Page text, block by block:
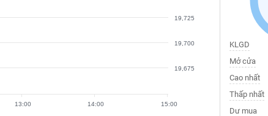
19,675
19,700
19,725
13:00 14:00 15:00
KLGD
Mở cửa
Cao nhất
Thấp nhất
Dư mua